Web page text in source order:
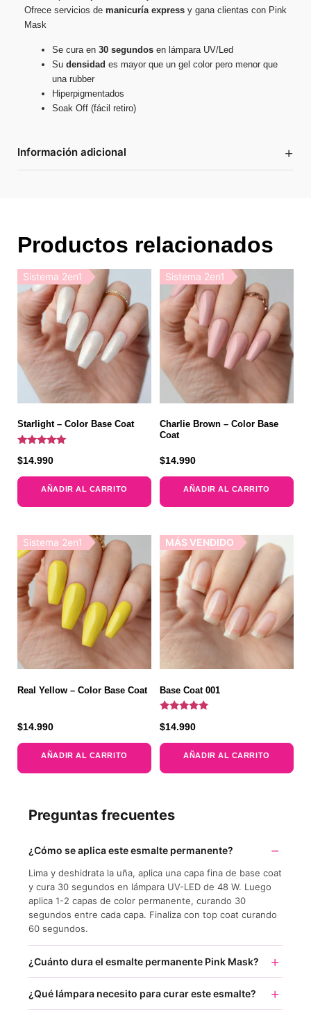
Ofrece servicios de manicuría express y gana clientas con Pink
Mask
Se cura en 30 segundos en lámpara UV/Led
Su densidad es mayor que un gel color pero menor que
una rubber
Hiperpigmentados
Soak Off (fácil retiro)
Información adicional +
Productos relacionados
Sistema 2en1
Starlight – Color Base Coat
con
de 5
$14.990
AÑADIR AL CARRITO
Sistema 2en1
Charlie Brown – Color Base
Coat
$14.990
AÑADIR AL CARRITO
Sistema 2en1
Real Yellow – Color Base Coat
$14.990
AÑADIR AL CARRITO
MÁS VENDIDO
Base Coat 001
con
de 5
$14.990
AÑADIR AL CARRITO
Preguntas frecuentes
¿Cómo se aplica este esmalte permanente?
Lima y deshidrata la uña, aplica una capa fina de base coat
y cura 30 segundos en lámpara UV-LED de 48 W. Luego
aplica 1-2 capas de color permanente, curando 30
segundos entre cada capa. Finaliza con top coat curando
60 segundos.
¿Cuánto dura el esmalte permanente Pink Mask?
¿Qué lámpara necesito para curar este esmalte?